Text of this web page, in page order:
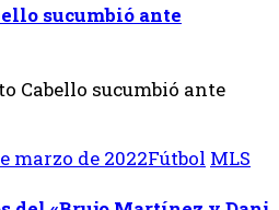
sucumbió ante
marzo de 2022Fútbol MLS